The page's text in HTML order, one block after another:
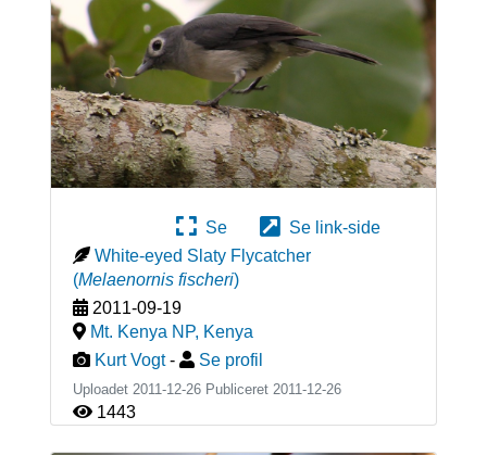
Se
Se link-side
White-eyed Slaty Flycatcher
(Melaenornis fischeri)
2011-09-19
Mt. Kenya NP, Kenya
Kurt Vogt - Se profil
Uploadet 2011-12-26 Publiceret 2011-12-26
1443